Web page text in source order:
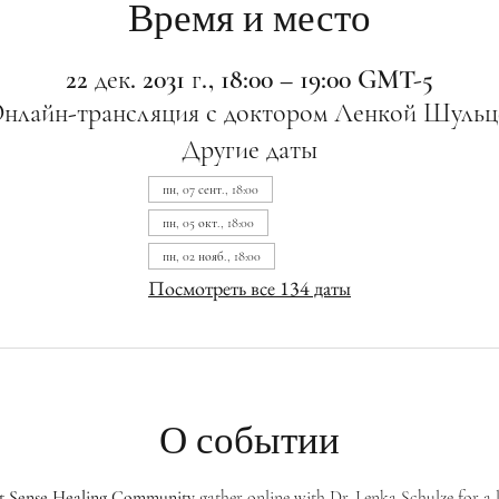
Время и место
22 дек. 2031 г., 18:00 – 19:00 GMT-5
трансляция с доктором Ленкой
Другие даты
пн, 07 сент., 18:00
пн, 05 окт., 18:00
пн, 02 нояб., 18:00
Посмотреть все 134 даты
О событии